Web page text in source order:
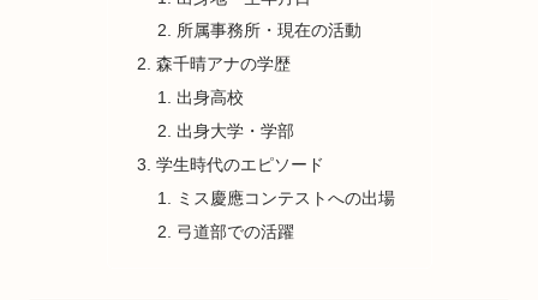
所属事務所・現在の活動
森千晴アナの学歴
出身高校
出身大学・学部
学生時代のエピソード
ミス慶應コンテストへの出場
弓道部での活躍